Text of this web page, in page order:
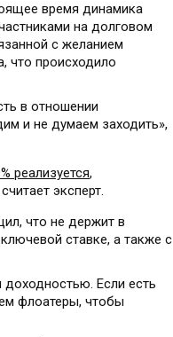
время динамика
на долговом
с желанием
что происходило
в отношении
и не думаем заходить»,
реализуется,
эксперт.
что не держит в
ставке, а также с
Если есть
флоатеры, чтобы